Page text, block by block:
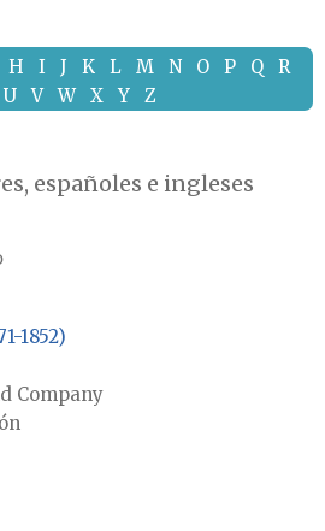
H I J K L M N O P Q
R
U V W X Y Z
españoles e ingleses
1852)
Company